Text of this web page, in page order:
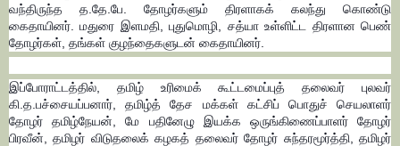
வந்திருந்த த.தே.பே. தோழர்களும் திரளாகக் கலந்து கொண்டு
கைதாயினர். மதுரை இளமதி, புதுமொழி, சத்யா உள்ளிட்ட திரளான பெண்
தோழர்கள், தங்கள் குழந்தைகளுடன் கைதாயினர்.
இப்போராட்டத்தில், தமிழ் உரிமைக் கூட்டமைப்புத் தலைவர் புலவர்
கி.த.பச்சையப்பனார், தமிழ்த் தேச மக்கள் கட்சிப் பொதுச் செயலாளர்
தோழர் தமிழ்நேயன், மே பதினேழு இயக்க ஒருங்கிணைப்பாளர் தோழர்
பிரவீன், தமிழர் விடுதலைக் கழகத் தலைவர் தோழர் சுந்தரமூர்த்தி, தமிழர்